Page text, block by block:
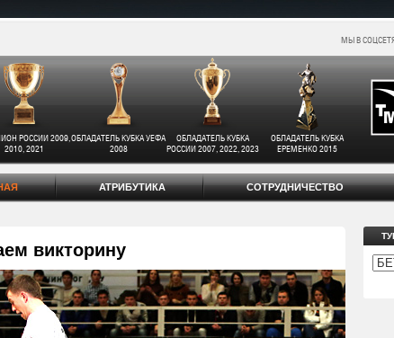
МЫ В
РОССИИ 2009,
2010, 2021
ОБЛАДАТЕЛЬ КУБКА УЕФА
2008
ОБЛАДАТЕЛЬ КУБКА
РОССИИ 2007, 2022, 2023
ОБЛАДАТЕЛЬ КУБКА
ЕРЕМЕНКО 2015
АТРИБУТИКА СОТРУДНИЧЕСТВО
викторину